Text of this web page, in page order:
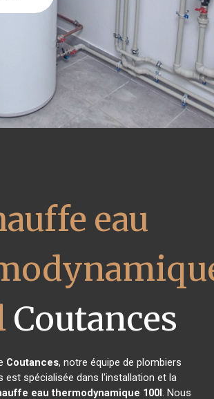
eau
Coutances
Coutances, notre équipe de plombiers
est spécialisée dans l'installation et la
eau thermodynamique 100l. Nous